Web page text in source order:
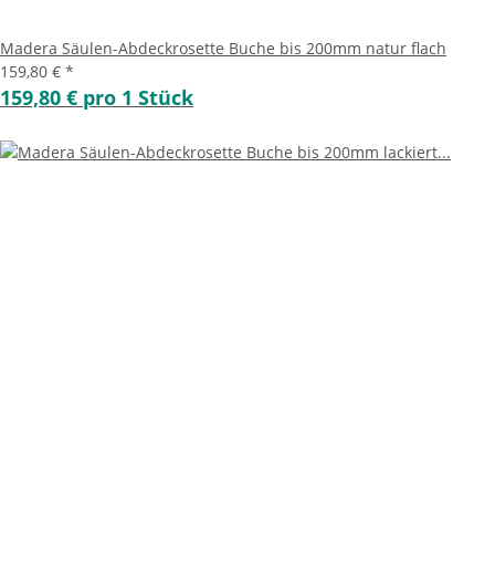
Madera Säulen-Abdeckrosette Buche bis 200mm natur flach
159,80 € *
159,80 € pro 1 Stück